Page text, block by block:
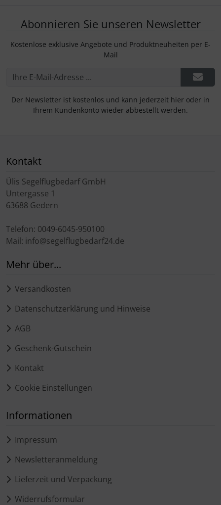
Abonnieren Sie unseren Newsletter
Kostenlose exklusive Angebote und Produktneuheiten per E-
Mail
Der Newsletter ist kostenlos und kann jederzeit hier oder in
Ihrem Kundenkonto wieder abbestellt werden.
Kontakt
Ülis Segelflugbedarf GmbH
Untergasse 1
63688 Gedern
Telefon: 0049-6045-950100
Mail: info@segelflugbedarf24.de
Mehr über...
Versandkosten
Datenschutzerklärung und Hinweise
AGB
Geschenk-Gutschein
Kontakt
Cookie Einstellungen
Informationen
Impressum
Newsletteranmeldung
Lieferzeit und Verpackung
Widerrufsformular